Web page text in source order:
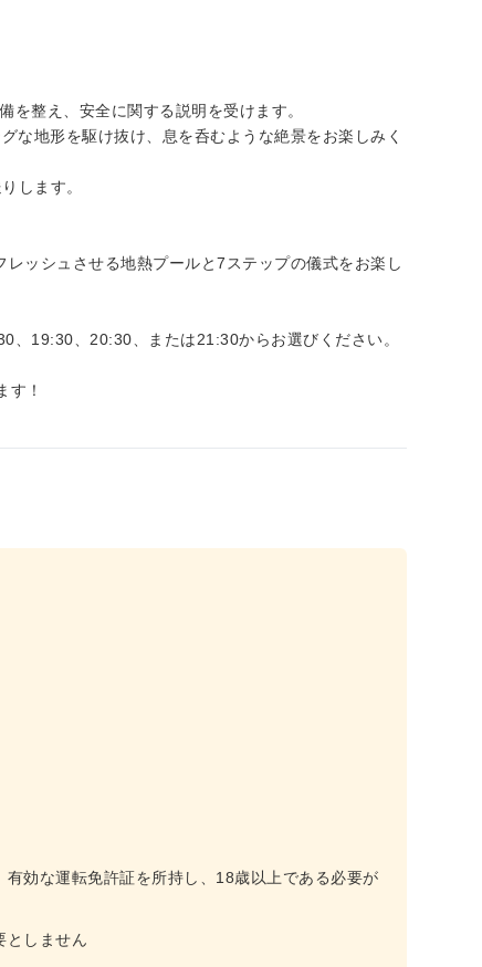
整え、安全に関する説明を受けます。
な地形を駆け抜け、息を呑むような絶景をお楽しみく
します。
ッシュさせる地熱プールと7ステップの儀式をお楽し
19:30、20:30、または21:30からお選びください。
す！
効な運転免許証を所持し、18歳以上である必要が
としません